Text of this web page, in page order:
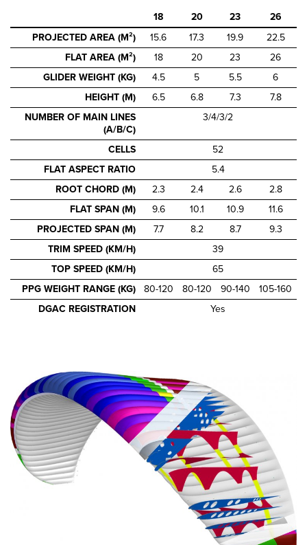
18 20 23
26
PROJECTED AREA (M²)
15.6 17.3 19.9
22.5
FLAT AREA (M²)
18 20 23
26
GLIDER WEIGHT (KG)
4.5 5 5.5
6
HEIGHT (M)
6.5 6.8 7.3
7.8
NUMBER OF MAIN LINES
(A/B/C)
3/4/3/2
CELLS
52
FLAT ASPECT RATIO
5.4
ROOT CHORD (M)
2.3 2.4 2.6
2.8
FLAT SPAN (M)
9.6 10.1 10.9
11.6
PROJECTED SPAN (M)
7.7 8.2 8.7
9.3
TRIM SPEED (KM/H)
39
TOP SPEED (KM/H)
65
PPG WEIGHT RANGE (KG)
80-120 80-120 90-140
105-160
DGAC REGISTRATION
Yes